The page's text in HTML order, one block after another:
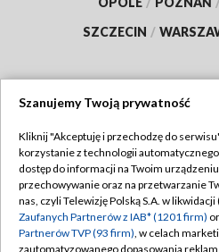
SZCZECIN /
TVP
Abonament TVP
Emisja w TVP
Centrum informacji TVP
Polityka
Moje
Szanujemy Twoją prywatność
Kliknij "Akceptuję i przechodzę do
korzystanie z technologii
dostęp do informacji na Twoim
przechowywanie oraz na przetwarzanie
nas, czyli Telewizję Polską S.A. w
Zaufanych Partnerów z IAB* (1201 firm)
Partnerów TVP (93 firm), w celach
zautomatyzowanego dopasowania